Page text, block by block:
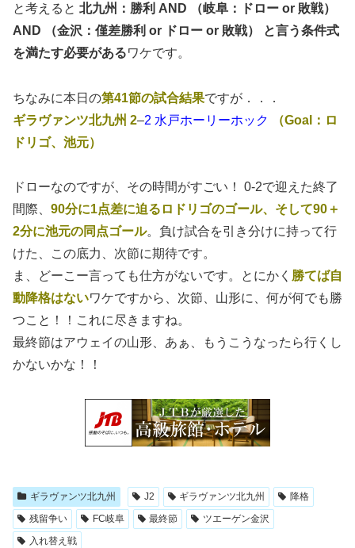
と考えると 北九州：勝利 AND （岐阜：ドロー or 敗戦）
AND （金沢：僅差勝利 or ドロー or 敗戦） と言う条件式
を満たす必要があるワケです。
ちなみに本日の第41節の試合結果ですが．．．
ギラヴァンツ北九州 2–2 水戸ホーリーホック
（Goal：ロ
ドリゴ、池元）
ドローなのですが、その時間がすごい！ 0-2で迎えた終了
間際、 90分に1点差に迫るロドリゴのゴール、そして90＋
2分に池元の同点ゴール。負け試合を引き分けに持って行
けた、この底力、次節に期待です。
ま、どーこー言っても仕方がないです。とにかく 勝てば自
動降格はないワケですから、次節、山形に、何が何でも勝
つこと！！これに尽きますね。
最終節はアウェイの山形、あぁ、もうこうなったら行くし
かないかな！！
ギラヴァンツ北九州 J2 ギラヴァンツ北九州
降格
残留争い
FC岐阜 最終節
ツエーゲン金沢
入れ替え戦